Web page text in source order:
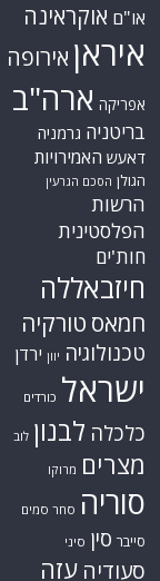
או"ם אוקראינה
איראן אירופה
אפריקה ארה"ב
בריטניה גרמניה
דאעש האמירויות
הגולן הסכם הגרעין
הרשות
הפלסטינית
חות'ים
חיזבאללה
חמאס טורקיה
טכנולוגיה יוון ירדן
ישראל כורדים
כלכלה לבנון לוב
מצרים מרוקו
סוריה סחר סמים
סייבר סין סיני
סעודיה עזה